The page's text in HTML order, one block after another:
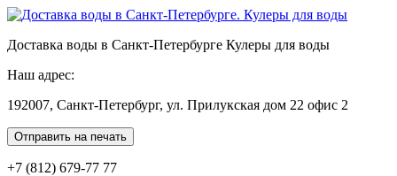
Доставка воды в Санкт-Петербурге Кулеры для воды
Наш адрес:
192007, Санкт-Петербург, ул. Прилукская дом 22 офис 2
Отправить на печать
+7 (812) 679-77 77